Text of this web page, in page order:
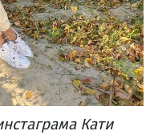
Кати